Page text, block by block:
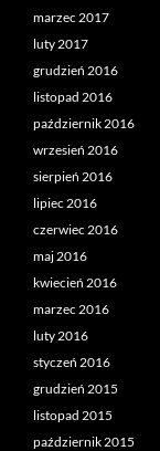
marzec 2017
luty 2017
grudzień 2016
listopad 2016
październik 2016
wrzesień 2016
sierpień 2016
lipiec 2016
czerwiec 2016
maj 2016
kwiecień 2016
marzec 2016
luty 2016
styczeń 2016
grudzień 2015
listopad 2015
październik 2015